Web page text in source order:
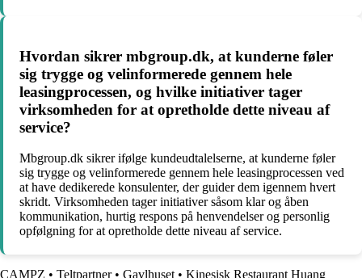
Hvordan sikrer mbgroup.dk, at kunderne føler
sig trygge og velinformerede gennem hele
leasingprocessen, og hvilke initiativer tager
virksomheden for at opretholde dette niveau af
service?
Mbgroup.dk sikrer ifølge kundeudtalelserne, at kunderne føler
sig trygge og velinformerede gennem hele leasingprocessen ved
at have dedikerede konsulenter, der guider dem igennem hvert
skridt. Virksomheden tager initiativer såsom klar og åben
kommunikation, hurtig respons på henvendelser og personlig
opfølgning for at opretholde dette niveau af service.
CAMPZ • Teltpartner• Gavlhuset • Kinesisk Restaurant Huang